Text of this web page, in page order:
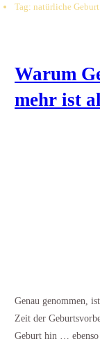
Tag: natürliche Geburt
Warum
mehr ist
Genau genommen,
Zeit der
Geburt hin …